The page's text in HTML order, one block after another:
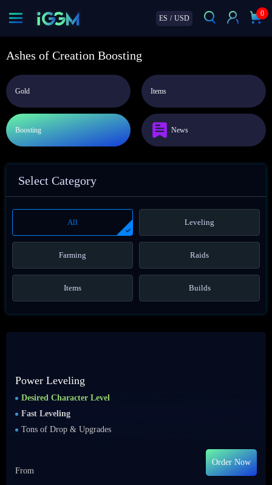
ES / USD
0
Ashes of Creation Boosting
Gold Items
Boosting News
Select Category
All Leveling
Farming Raids
Items Builds
Power Leveling
Desired Character Level
Fast Leveling
Tons of Drop & Upgrades
From
Order Now